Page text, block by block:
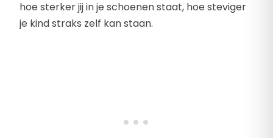
hoe sterker jij in je schoenen staat, hoe steviger
je kind straks zelf kan staan.